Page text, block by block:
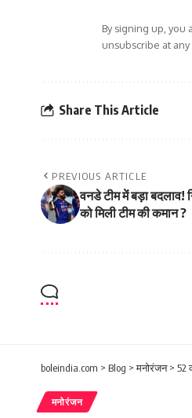
By signing up, you
unsubscribe at any
Share This Article
PREVIOUS ARTICLE
वनडे टीम में बड़ा
को मिली टीम की कमान ?
boleindia.com > Blog >मनोरंजन> 52
मनोरंजन